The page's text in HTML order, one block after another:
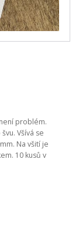
problém.
Všívá se
Na všití je
10 kusů v